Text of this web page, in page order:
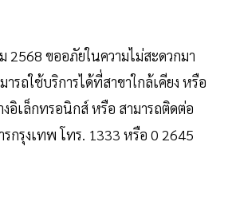
2568 ขออภัยในความไม่สะดวกมา
รถใช้บริการได้ที่สาขาใกล้เคียง หรือ
อิเล็กทรอนิกส์ หรือ สามารถติดต่อ
กรุงเทพ โทร. 1333 หรือ 0 2645